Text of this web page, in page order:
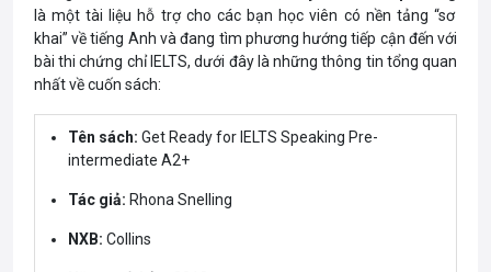
là một tài liệu hỗ trợ cho các bạn học viên có nền tảng “sơ
khai” về tiếng Anh và đang tìm phương hướng tiếp cận đến với
bài thi chứng chỉ IELTS, dưới đây là những thông tin tổng quan
nhất về cuốn sách:
Tên sách: Get Ready for IELTS Speaking Pre-
intermediate A2+
Tác giả: Rhona Snelling
NXB: Collins